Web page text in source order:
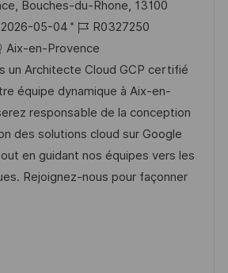
Bouches-du-Rhone, 13100
2026-05-04
J
o
b
-
I
D
R0327250
Aix-en-Provence
un Architecte Cloud GCP certifié
équipe dynamique à Aix-en-
responsable de la conception
des solutions cloud sur Google
en guidant nos équipes vers les
Rejoignez-nous pour façonner